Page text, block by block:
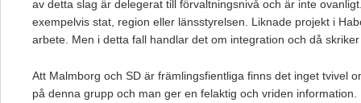
av detta slag är delegerat till förvaltningsnivå och är inte
exempelvis stat, region eller länsstyrelsen. Liknade projekt i
arbete. Men i detta fall handlar det om integration och då
Att Malmborg och SD är främlingsfientliga finns det inget tvivel
på denna grupp och man ger en felaktig och vriden